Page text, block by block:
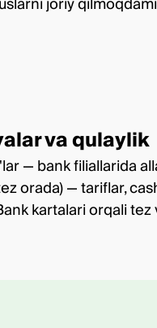
va qulaylik
— bank filiallarida
orada) — tariflar,
kartalari orqali tez